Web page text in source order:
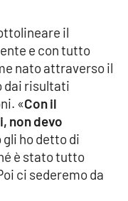
il
e con tutto
nato attraverso il
dai risultati
«Con il
non devo
gli ho detto di
è stato tutto
ci sederemo da